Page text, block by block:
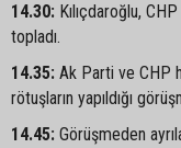
14.30: Kılıçdaroğlu,
topladı.
14.35: Ak Parti ve CHP
rötuşların yapıldığı
14.45: Görüşmeden